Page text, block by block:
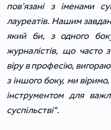
пов’язані з іменами
лауреатів. Нашим
який би, з одного
журналістів, що часто
віру в професію,
з іншого боку, ми
інструментом для
суспільстві".